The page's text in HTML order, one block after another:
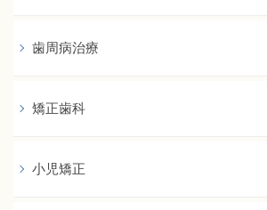
歯周病治療
矯正歯科
小児矯正